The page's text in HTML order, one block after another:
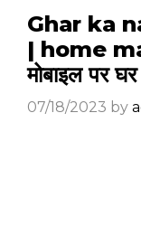
Ghar ka
| home
मोबाइल पर
07/18/2023 by